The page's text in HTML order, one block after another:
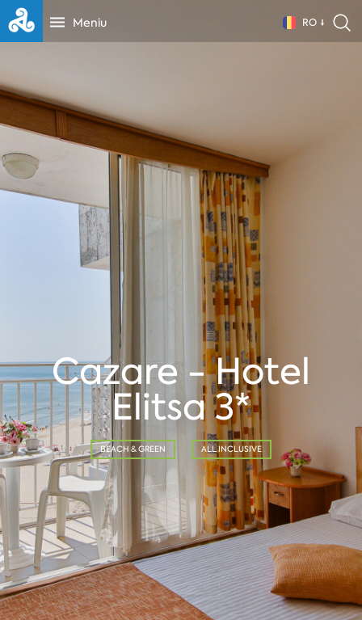
Meniu RO
Cazare - Hotel
Elitsa 3*
BEACH & GREEN ALL INCLUSIVE